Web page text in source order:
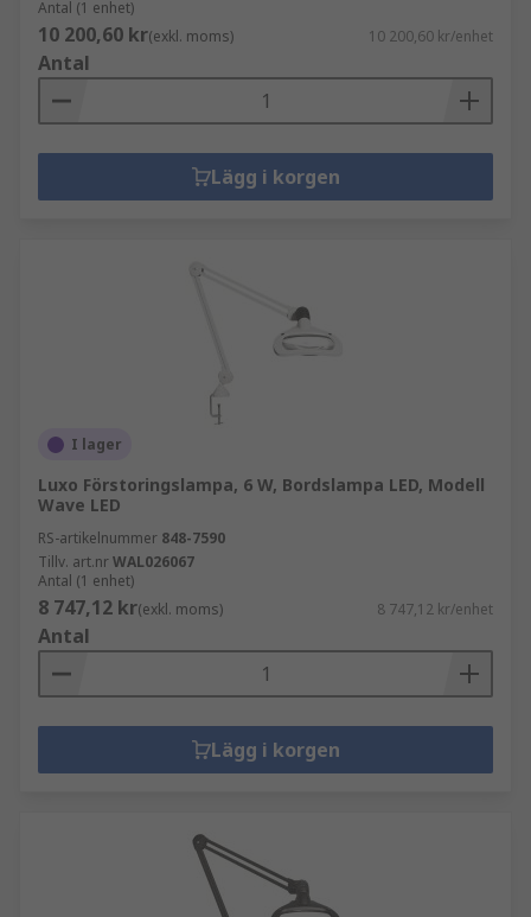
Antal (1 enhet)
10 200,60 kr(exkl. moms) 10 200,60 kr/enhet
Antal
Lägg i korgen
I lager
Luxo Förstoringslampa, 6 W, Bordslampa LED, Modell
Wave LED
RS-artikelnummer 848-7590
Tillv. art.nrWAL026067
Antal (1 enhet)
8 747,12 kr(exkl. moms) 8 747,12 kr/enhet
Antal
Lägg i korgen